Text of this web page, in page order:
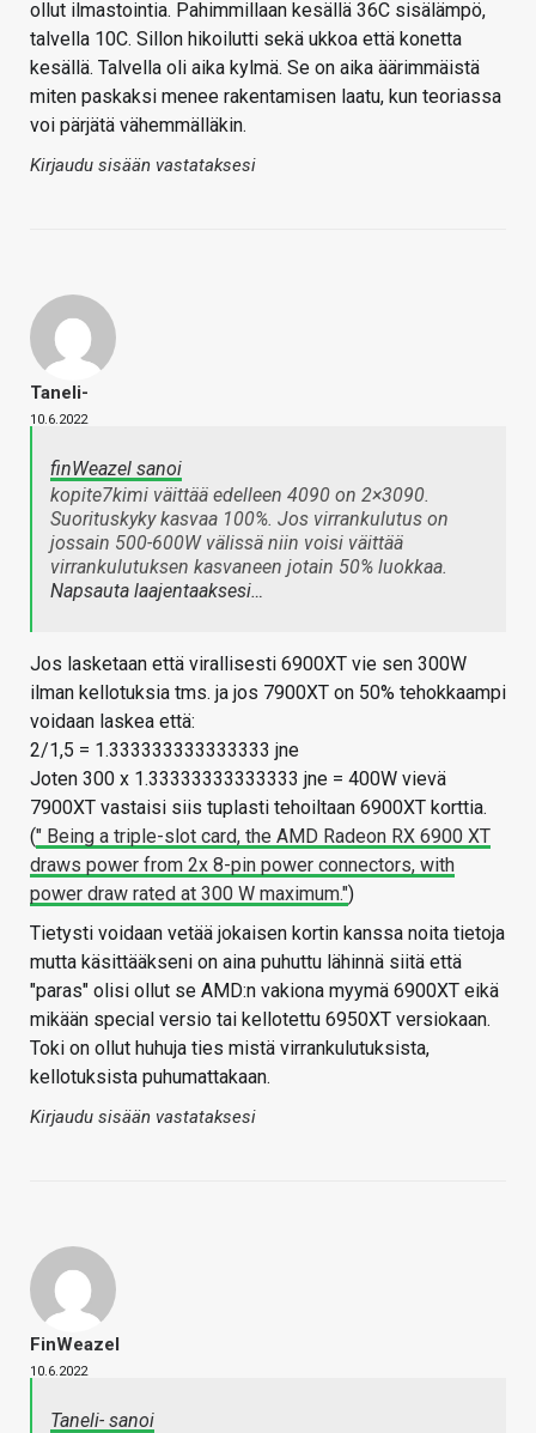
ollut ilmastointia. Pahimmillaan kesällä 36C sisälämpö,
talvella 10C. Sillon hikoilutti sekä ukkoa että konetta
kesällä. Talvella oli aika kylmä. Se on aika äärimmäistä
miten paskaksi menee rakentamisen laatu, kun teoriassa
voi pärjätä vähemmälläkin.
Kirjaudu sisään vastataksesi
Taneli-
10.6.2022
finWeazel sanoi
kopite7kimi väittää edelleen 4090 on 2×3090.
Suorituskyky kasvaa 100%. Jos virrankulutus on
jossain 500-600W välissä niin voisi väittää
virrankulutuksen kasvaneen jotain 50% luokkaa.
Napsauta laajentaaksesi…
Jos lasketaan että virallisesti 6900XT vie sen 300W
ilman kellotuksia tms. ja jos 7900XT on 50% tehokkaampi
voidaan laskea että:
2/1,5 = 1.333333333333333 jne
Joten 300 x 1.33333333333333 jne = 400W vievä
7900XT vastaisi siis tuplasti tehoiltaan 6900XT korttia.
(" Being a triple-slot card, the AMD Radeon RX 6900 XT
draws power from 2x 8-pin power connectors, with
power draw rated at 300 W maximum.")
Tietysti voidaan vetää jokaisen kortin kanssa noita tietoja
mutta käsittääkseni on aina puhuttu lähinnä siitä että
"paras" olisi ollut se AMD:n vakiona myymä 6900XT eikä
mikään special versio tai kellotettu 6950XT versiokaan.
Toki on ollut huhuja ties mistä virrankulutuksista,
kellotuksista puhumattakaan.
Kirjaudu sisään vastataksesi
FinWeazel
10.6.2022
Taneli- sanoi